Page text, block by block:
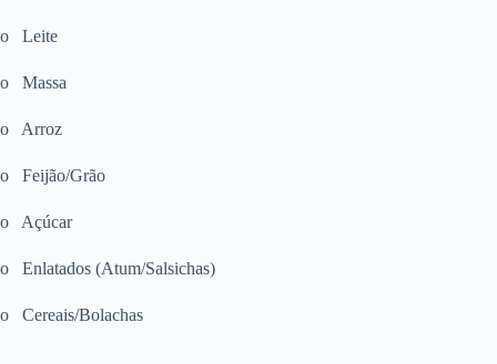
o Leite
o Massa
o Arroz
o Feijão/Grão
o Açúcar
o Enlatados (Atum/Salsichas)
o Cereais/Bolachas